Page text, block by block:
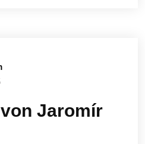
Jaromír